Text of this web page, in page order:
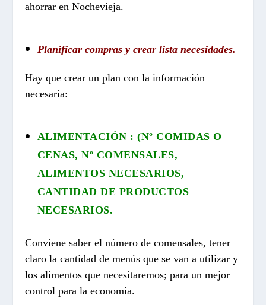
ahorrar en Nochevieja.
Planificar compras y crear lista necesidades.
Hay que crear un plan con la información
necesaria:
ALIMENTACIÓN : (Nº COMIDAS O
CENAS, Nº COMENSALES,
ALIMENTOS NECESARIOS,
CANTIDAD DE PRODUCTOS
NECESARIOS.
Conviene saber el número de comensales, tener
claro la cantidad de menús que se van a utilizar y
los alimentos que necesitaremos; para un mejor
control para la economía.